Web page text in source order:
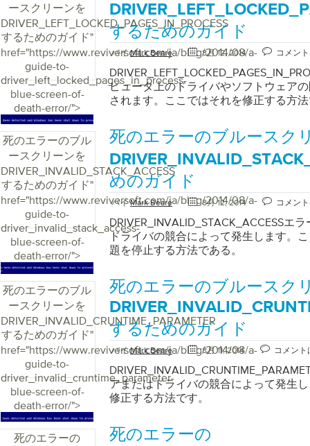
ースクリーンを
DRIVER_LEFT_LOCKED_PAGES_IN_PROCESS
するためのガイド"
href="https://www.reviversoft.com/ja/blog/2014/08/a-
guide-to-
driver_left_locked_pages_in_process-
blue-screen-of-
death-error/">
するためのガイド
バイMark Beare 8月 12, 2014 コメン
ピュータ上のドライバやソフトウェア
されます。ここではそれを修正する方
死のエラーのブル
ースクリーンを
DRIVER_INVALID_STACK_ACCESS
するためのガイド"
href="https://www.reviversoft.com/ja/blog/2014/08/a-
guide-to-
driver_invalid_stack_access-
blue-screen-of-
death-error/">
死のエラーのブルースク
めのガイド
バイMark Beare 8月 12, 2014 コメン
DRIVER_INVALID_STACK_ACCESSエ
ドライバの競合によって発生します。
題を停止する方法である。
死のエラーのブル
ースクリーンを
DRIVER_INVALID_CRUNTIME_PARAMETER
するためのガイド"
href="https://www.reviversoft.com/ja/blog/2014/08/a-
guide-to-
driver_invalid_cruntime_parameter-
blue-screen-of-
death-error/">
死のエラーのブルースク
するためのガイド
バイMark Beare 8月 11, 2014 コメント
アまたはドライバの競合によって発生
修正する方法です。
死のエラーの
死のエラーの